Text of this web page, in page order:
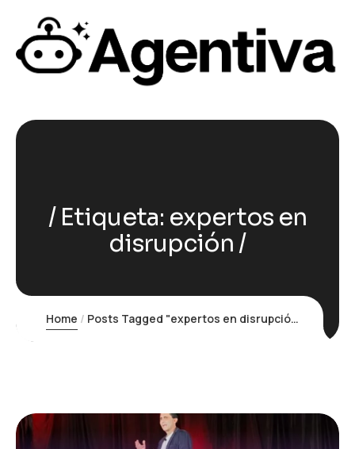
Etiqueta: expertos en
disrupción
Home Posts Tagged "expertos en disrupción"